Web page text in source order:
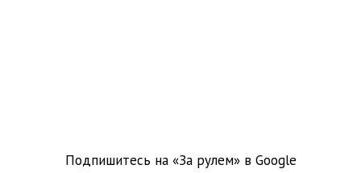
Подпишитесь на «За рулем» в Google